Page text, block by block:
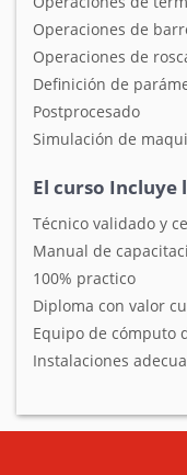
Operaciones de
Operaciones de
Definición de
Postprocesado
Simulación de
El curso Incluye
Técnico validado y
Manual de
100% practico
Diploma con valor
Equipo de cómputo
Instalaciones